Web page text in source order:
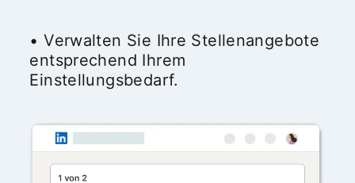
• Verwalten Sie Ihre Stellenangebote
entsprechend Ihrem
Einstellungsbedarf.